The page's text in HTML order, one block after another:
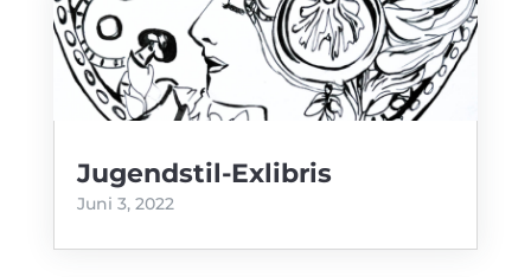
Jugendstil-Exlibris
Juni 3, 2022